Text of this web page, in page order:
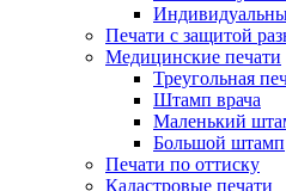
Печати с защитой
Медицинские печати
Треугольная
Штамп врача
Маленький
Большой штамп
Печати по оттиску
Кадастровые печати